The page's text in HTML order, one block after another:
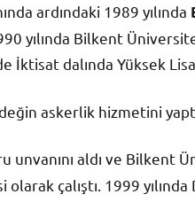
ardındaki 1989 yılında
yılında Bilkent
İktisat dalında Yüksek
değin askerlik hizmetini
unvanını aldı ve Bilkent
çalıştı. 1999 yılında